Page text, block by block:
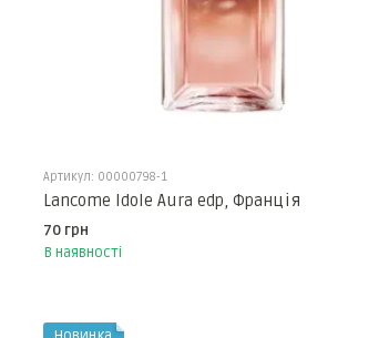
Артикул: 00000798-1
Lancome Idole Aura edp, Франція
70 грн
В наявності